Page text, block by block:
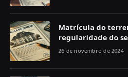
Matrícula do
regularidade do
26 de novembro de 2024